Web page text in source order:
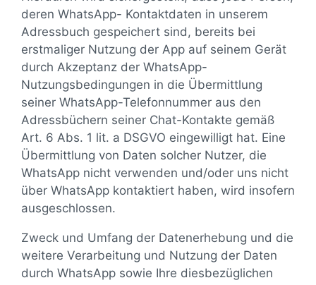
deren WhatsApp- Kontaktdaten in unserem
Adressbuch gespeichert sind, bereits bei
erstmaliger Nutzung der App auf seinem Gerät
durch Akzeptanz der WhatsApp-
Nutzungsbedingungen in die Übermittlung
seiner WhatsApp-Telefonnummer aus den
Adressbüchern seiner Chat-Kontakte gemäß
Art. 6 Abs. 1 lit. a DSGVO eingewilligt hat. Eine
Übermittlung von Daten solcher Nutzer, die
WhatsApp nicht verwenden und/oder uns nicht
über WhatsApp kontaktiert haben, wird insofern
ausgeschlossen.
Zweck und Umfang der Datenerhebung und die
weitere Verarbeitung und Nutzung der Daten
durch WhatsApp sowie Ihre diesbezüglichen